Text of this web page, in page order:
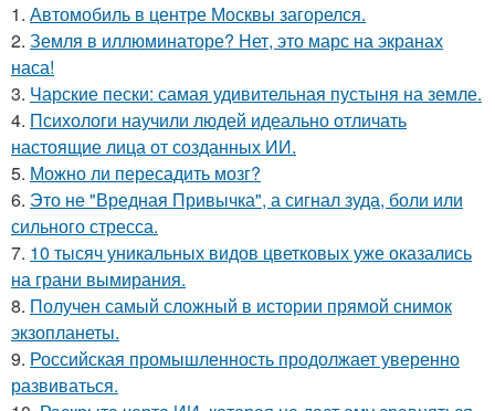
1. Автомобиль в центре Москвы загорелся.
2. Земля в иллюминаторе? Нет, это марс на экранах
наса!
3. Чарские пески: самая удивительная пустыня на земле.
4. Психологи научили людей идеально отличать
настоящие лица от созданных ИИ.
5. Можно ли пересадить мозг?
6. Это не "Вредная Привычка", а сигнал зуда, боли или
сильного стресса.
7. 10 тысяч уникальных видов цветковых уже оказались
на грани вымирания.
8. Получен самый сложный в истории прямой снимок
экзопланеты.
9. Российская промышленность продолжает уверенно
развиваться.